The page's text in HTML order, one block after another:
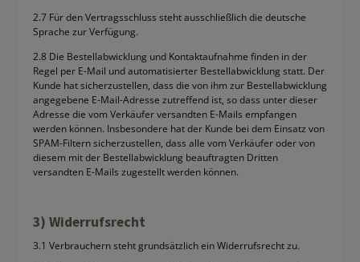
2.7 Für den Vertragsschluss steht ausschließlich die deutsche
Sprache zur Verfügung.
2.8 Die Bestellabwicklung und Kontaktaufnahme finden in der
Regel per E-Mail und automatisierter Bestellabwicklung statt. Der
Kunde hat sicherzustellen, dass die von ihm zur Bestellabwicklung
angegebene E-Mail-Adresse zutreffend ist, so dass unter dieser
Adresse die vom Verkäufer versandten E-Mails empfangen
werden können. Insbesondere hat der Kunde bei dem Einsatz von
SPAM-Filtern sicherzustellen, dass alle vom Verkäufer oder von
diesem mit der Bestellabwicklung beauftragten Dritten
versandten E-Mails zugestellt werden können.
3) Widerrufsrecht
3.1 Verbrauchern steht grundsätzlich ein Widerrufsrecht zu.